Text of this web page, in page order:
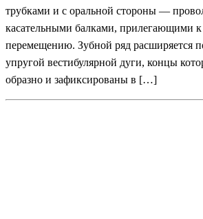
трубками и с оральной стороны —
касательными балками, прилегающими
перемещению. Зубной ряд расширяется
упругой вестибулярной дуги, концы
образно и зафиксированы в […]